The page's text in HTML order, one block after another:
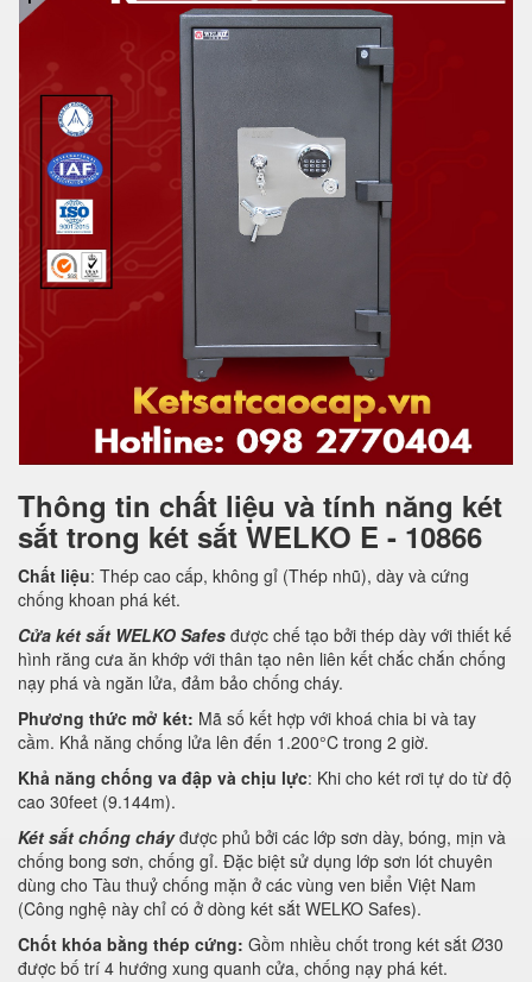
Thông tin chất liệu và tính năng két
sắt trong két sắt WELKO E - 10866
Chất liệu: Thép cao cấp, không gỉ (Thép nhũ), dày và cứng
chống khoan phá két.
Cửa két sắt WELKO Safes được chế tạo bởi thép dày với thiết kế
hình răng cưa ăn khớp với thân tạo nên liên kết chắc chắn chống
nạy phá và ngăn lửa, đảm bảo chống cháy.
Phương thức mở két: Mã số kết hợp với khoá chia bi và tay
cầm. Khả năng chống lửa lên đến 1.200°C trong 2 giờ.
Khả năng chống va đập và chịu lực: Khi cho két rơi tự do từ độ
cao 30feet (9.144m).
Két sắt chống cháyđược phủ bởi các lớp sơn dày, bóng, mịn và
chống bong sơn, chống gỉ. Đặc biệt sử dụng lớp sơn lót chuyên
dùng cho Tàu thuỷ chống mặn ở các vùng ven biển Việt Nam
(Công nghệ này chỉ có ở dòng két sắt WELKO Safes).
Chốt khóa bằng thép cứng: Gồm nhiều chốt trong két sắt Ø30
được bố trí 4 hướng xung quanh cửa, chống nạy phá két.